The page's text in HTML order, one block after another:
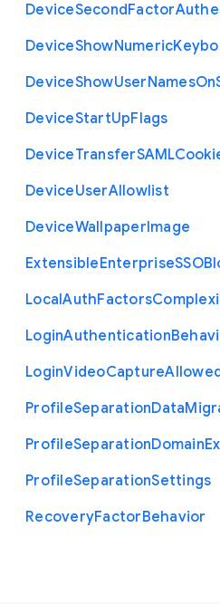
DeviceSecondFactor
DeviceShowNumeric
DeviceShowUserNamesOn
DeviceStartUpFlags
DeviceTransferSAML
DeviceUserAllowlist
DeviceWallpaperImage
ExtensibleEnterpriseSSO
LocalAuthFactors
LoginAuthentication
LoginVideoCapture
ProfileSeparationData
ProfileSeparationDomain
ProfileSeparationSettings
RecoveryFactorBehavior